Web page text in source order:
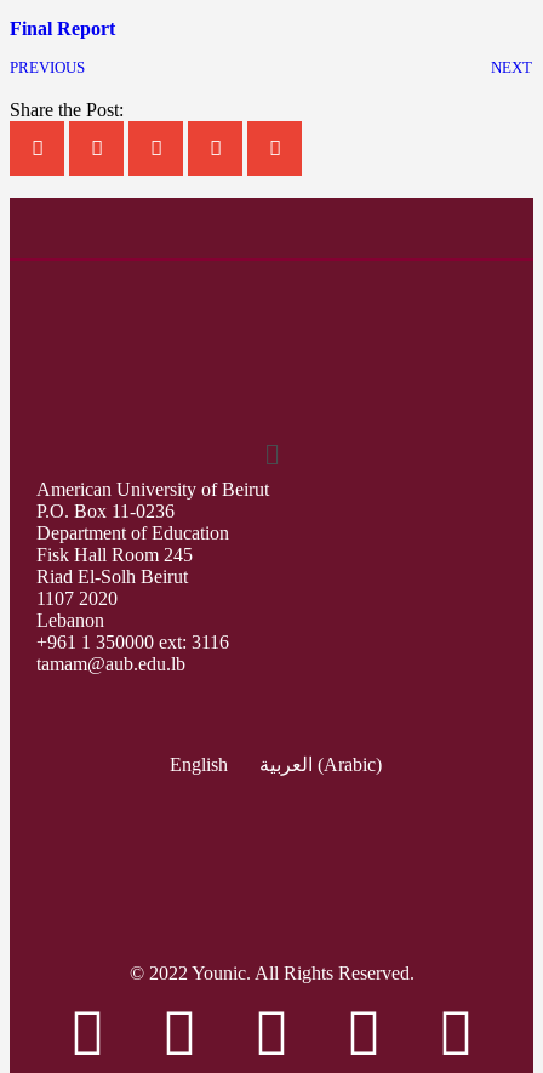
Final Report
PREVIOUS NEXT
Share the Post:
American University of Beirut
P.O. Box 11-0236
Department of Education
Fisk Hall Room 245
Riad El-Solh Beirut
1107 2020
Lebanon
+961 1 350000 ext: 3116
tamam@aub.edu.lb
English العربية (Arabic)
© 2022 Younic. All Rights Reserved.